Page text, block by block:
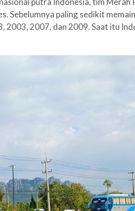
Sebelumnya paling sedikit
2003, 2007, dan 2009. Saat itu